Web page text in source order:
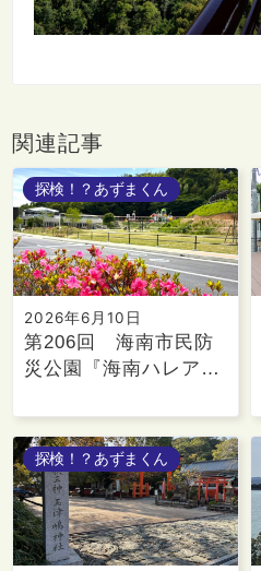
関連記事
探検！？あずまくん
2026年6月10日
第206回 海南市民防
災公園『海南ハレア…
探検！？あずまくん